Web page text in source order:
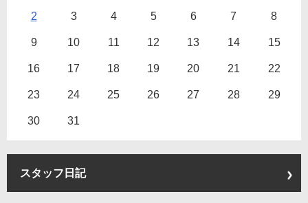
2 3 4 5 6 7 8
9 10 11 12 13 14 15
16 17 18 19 20 21 22
23 24 25 26 27 28 29
30 31
スタッフ日記